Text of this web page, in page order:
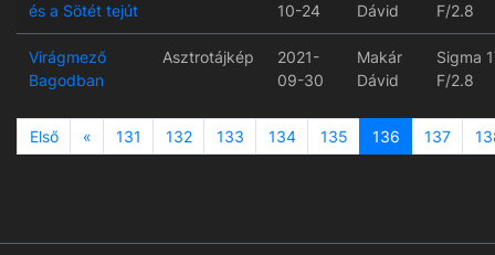
és a Sötét tejút
10-24
Dávid
F/2.8
Virágmező
Bagodban
Asztrotájkép
2021-
09-30
Makár
Dávid
Sigma
F/2.8
Első «Previous
131 132 133 134 135 136 137